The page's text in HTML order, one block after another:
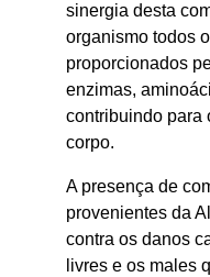
sinergia desta
organismo todos
proporcionados
enzimas,
contribuindo para
corpo.
A presença de
provenientes da
contra os danos
livres e os males